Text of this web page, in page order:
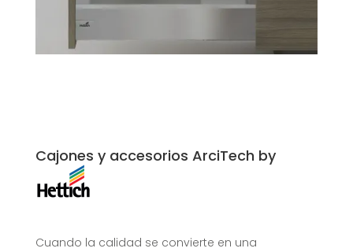
Cajones y accesorios ArciTech by
Cuando la calidad se convierte en una